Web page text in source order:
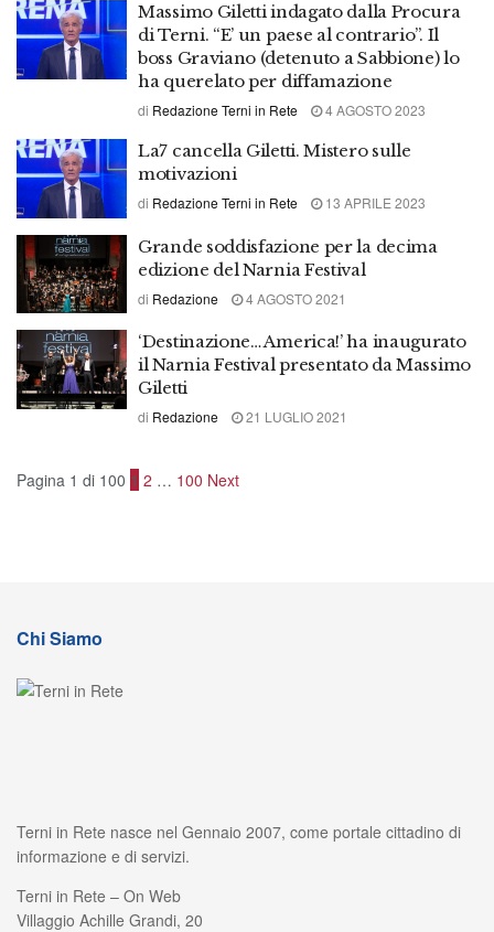
Massimo Giletti indagato dalla Procura
di Terni. “E’ un paese al contrario”. Il
boss Graviano (detenuto a Sabbione) lo
ha querelato per diffamazione
di Redazione Terni in Rete 4 AGOSTO 2023
La7 cancella Giletti. Mistero sulle
motivazioni
di Redazione Terni in Rete 13 APRILE 2023
Grande soddisfazione per la decima
edizione del Narnia Festival
di Redazione 4 AGOSTO 2021
‘Destinazione… America!’ ha inaugurato
il Narnia Festival presentato da Massimo
Giletti
di Redazione 21 LUGLIO 2021
Pagina 1 di 100 1 2 … 100 Next
Chi Siamo
Terni in Rete nasce nel Gennaio 2007, come portale cittadino di
informazione e di servizi.
Terni in Rete – On Web
Villaggio Achille Grandi, 20